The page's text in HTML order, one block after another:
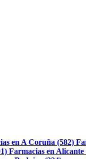
en A Coruña (582)
Farmacias en Alicante